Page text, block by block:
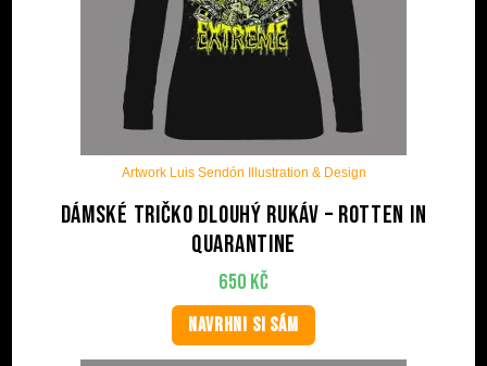
Artwork Luis Sendón Illustration & Design
Dámské tričko dlouhý rukáv – Rotten in
quarantine
650 Kč
NAVRHNI SI SÁM